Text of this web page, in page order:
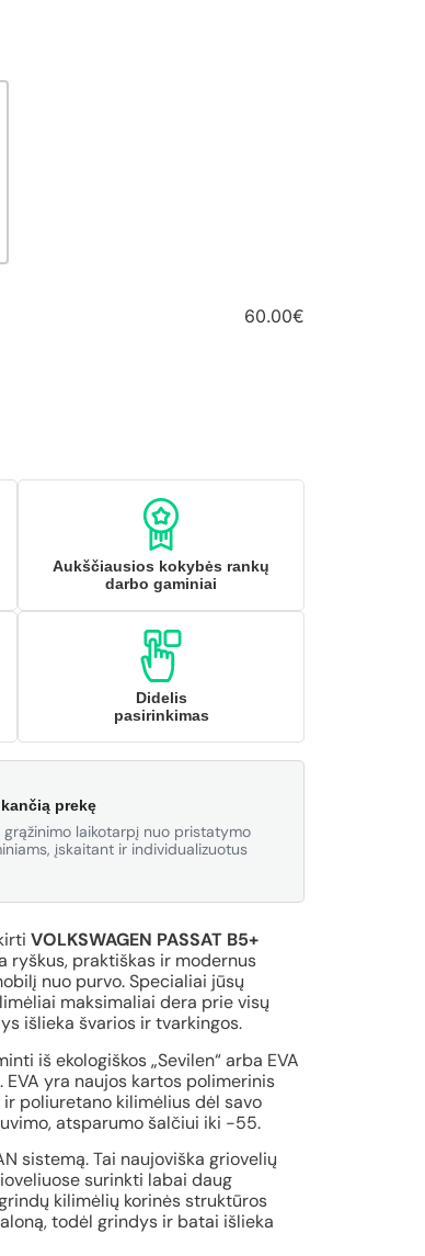
60.00€
Aukščiausios kokybės rankų
darbo gaminiai
Didelis
pasirinkimas
prekę
grąžinimo laikotarpį nuo pristatymo
įskaitant ir individualizuotus
VOLKSWAGEN PASSAT B5+
ryškus, praktiškas ir modernus
nuo purvo. Specialiai jūsų
maksimaliai dera prie visų
išlieka švarios ir tvarkingos.
iš ekologiškos „Sevilen“ arba EVA
yra naujos kartos polimerinis
poliuretano kilimėlius dėl savo
atsparumo šalčiui iki -55.
sistemą. Tai naujoviška griovelių
surinkti labai daug
kilimėlių korinės struktūros
todėl grindys ir batai išlieka